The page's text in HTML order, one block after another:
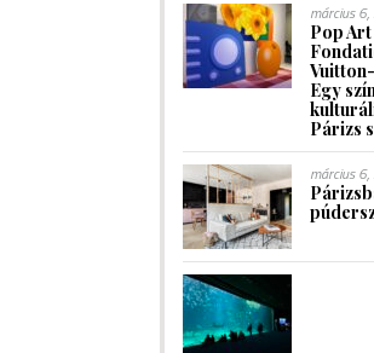
március
Pop Art
Egy
Párizs
március